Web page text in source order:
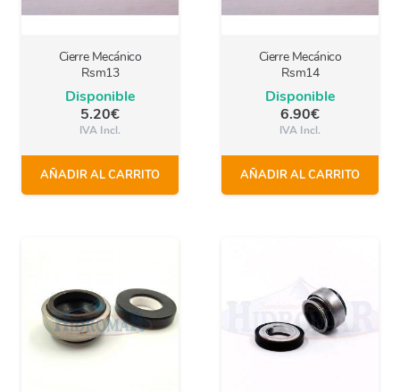
Cierre Mecánico
Rsm13
Disponible
5.20€
IVA Incl.
AÑADIR AL CARRITO
Cierre Mecánico
Rsm14
Disponible
6.90€
IVA Incl.
AÑADIR AL CARRITO